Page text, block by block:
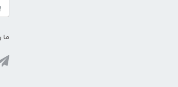
ما